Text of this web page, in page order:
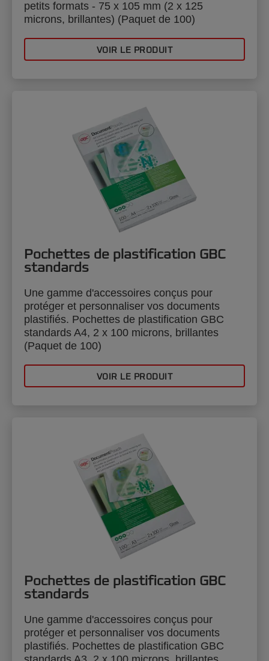
petits formats - 75 x 105 mm (2 x 125
microns, brillantes) (Paquet de 100)
VOIR LE PRODUIT
Pochettes de plastification GBC
standards
Une gamme d'accessoires conçus pour
protéger et personnaliser vos documents
plastifiés. Pochettes de plastification GBC
standards A4, 2 x 100 microns, brillantes
(Paquet de 100)
VOIR LE PRODUIT
Pochettes de plastification GBC
standards
Une gamme d'accessoires conçus pour
protéger et personnaliser vos documents
plastifiés. Pochettes de plastification GBC